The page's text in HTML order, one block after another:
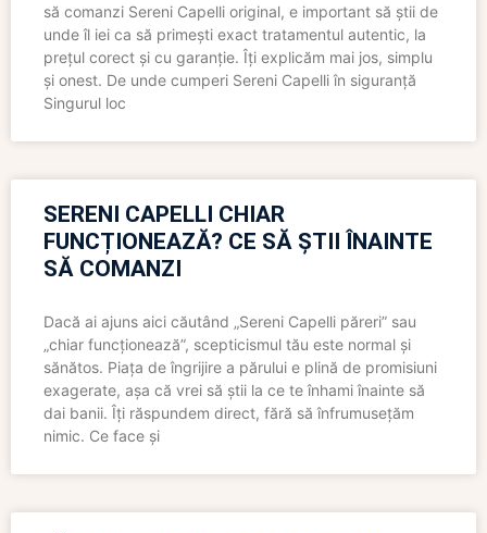
să comanzi Sereni Capelli original, e important să știi de
unde îl iei ca să primești exact tratamentul autentic, la
prețul corect și cu garanție. Îți explicăm mai jos, simplu
și onest. De unde cumperi Sereni Capelli în siguranță
Singurul loc
SERENI CAPELLI CHIAR
FUNCȚIONEAZĂ? CE SĂ ȘTII ÎNAINTE
SĂ COMANZI
Dacă ai ajuns aici căutând „Sereni Capelli păreri” sau
„chiar funcționează”, scepticismul tău este normal și
sănătos. Piața de îngrijire a părului e plină de promisiuni
exagerate, așa că vrei să știi la ce te înhami înainte să
dai banii. Îți răspundem direct, fără să înfrumusețăm
nimic. Ce face și